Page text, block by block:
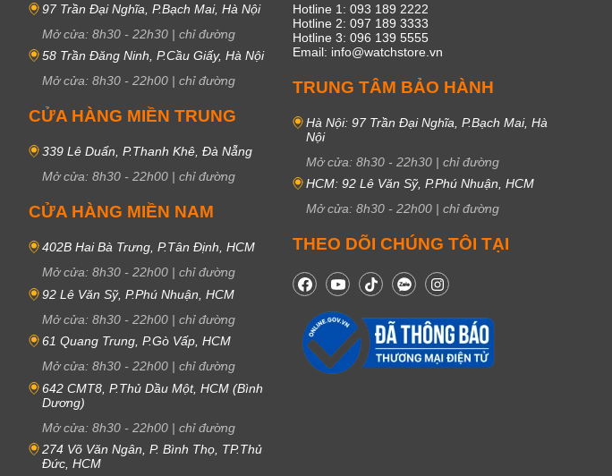
97 Trần Đại Nghĩa, P.Bạch Mai, Hà Nội
Mở cửa: 8h30 - 22h30 | chỉ đường
58 Trần Đăng Ninh, P.Cầu Giấy, Hà Nội
Mở cửa: 8h30 - 22h00 | chỉ đường
CỬA HÀNG MIỀN TRUNG
339 Lê Duẩn, P.Thanh Khê, Đà Nẵng
Mở cửa: 8h30 - 22h00 | chỉ đường
CỬA HÀNG MIỀN NAM
402B Hai Bà Trưng, P.Tân Định, HCM
Mở cửa: 8h30 - 22h00 | chỉ đường
92 Lê Văn Sỹ, P.Phú Nhuận, HCM
Mở cửa: 8h30 - 22h00 | chỉ đường
61 Quang Trung, P.Gò Vấp, HCM
Mở cửa: 8h30 - 22h00 | chỉ đường
642 CMT8, P.Thủ Dầu Một, HCM (Bình
Dương)
Mở cửa: 8h30 - 22h00 | chỉ đường
274 Võ Văn Ngân, P. Bình Thọ, TP.Thủ
Đức, HCM
Hotline 1: 093 189 2222
Hotline 2: 097 189 3333
Hotline 3: 096 139 5555
Email: info@watchstore.vn
TRUNG TÂM BẢO HÀNH
Hà Nội: 97 Trần Đại Nghĩa, P.Bạch Mai, Hà
Nội
Mở cửa: 8h30 - 22h30 | chỉ đường
HCM: 92 Lê Văn Sỹ, P.Phú Nhuận, HCM
Mở cửa: 8h30 - 22h00 | chỉ đường
THEO DÕI CHÚNG TÔI TẠI